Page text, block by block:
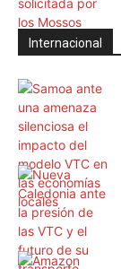
Internacional